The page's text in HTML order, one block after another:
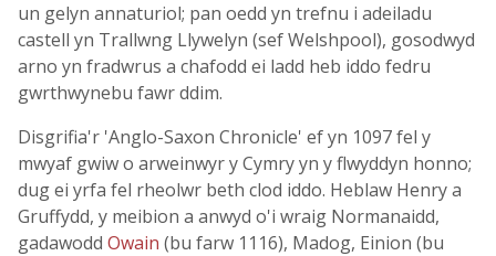
un gelyn annaturiol; pan oedd yn trefnu i adeiladu
castell yn Trallwng Llywelyn (sef Welshpool), gosodwyd
arno yn fradwrus a chafodd ei ladd heb iddo fedru
gwrthwynebu fawr ddim.
Disgrifia'r 'Anglo-Saxon Chronicle' ef yn 1097 fel y
mwyaf gwiw o arweinwyr y Cymry yn y flwyddyn honno;
dug ei yrfa fel rheolwr beth clod iddo. Heblaw Henry a
Gruffydd, y meibion a anwyd o'i wraig Normanaidd,
gadawodd Owain (bu farw 1116), Madog, Einion (bu